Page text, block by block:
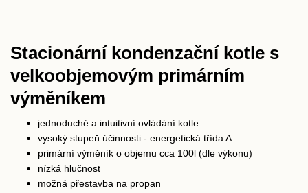
Stacionární kondenzační kotle s
velkoobjemovým primárním
výměníkem
jednoduché a intuitivní ovládání kotle
vysoký stupeň účinnosti - energetická třída A
primární výměník o objemu cca 100l (dle výkonu)
nízká hlučnost
možná přestavba na propan